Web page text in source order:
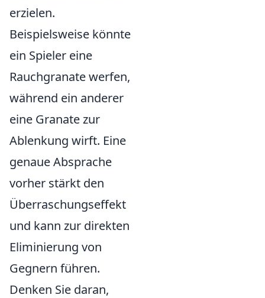
erzielen.
Beispielsweise könnte
ein Spieler eine
Rauchgranate werfen,
während ein anderer
eine Granate zur
Ablenkung wirft. Eine
genaue Absprache
vorher stärkt den
Überraschungseffekt
und kann zur direkten
Eliminierung von
Gegnern führen.
Denken Sie daran,